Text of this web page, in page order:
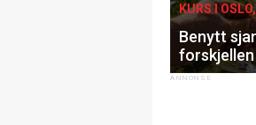
KURS I
Benytt